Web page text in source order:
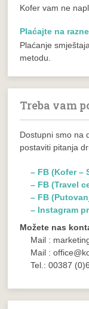
Kofer vam ne
Plaćajte na
Plaćanje
metodu.
Treba vam
Dostupni smo na
postaviti pitanja
– FB (Kofer –
– FB (Travel
– FB
– Instagram
Možete nas
Mail :
Mail :
Tel.: 00387